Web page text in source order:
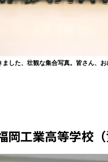
ました、壮観な集合写真。皆さん、お
工業高等学校（